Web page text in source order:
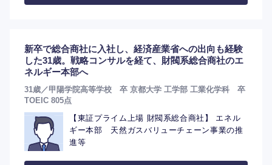
新卒で総合商社に入社し、経済産業省への出向も経験
した31歳。戦略コンサルを経て、財閥系総合商社のエ
ネルギー本部へ
31歳／甲陽学院高等学校 卒 京都大学 工学部 工業化学科 卒
TOEIC 805点
【東証プライム上場 財閥系総合商社】 エネル
ギー本部 天然ガスバリューチェーン事業の推
進等